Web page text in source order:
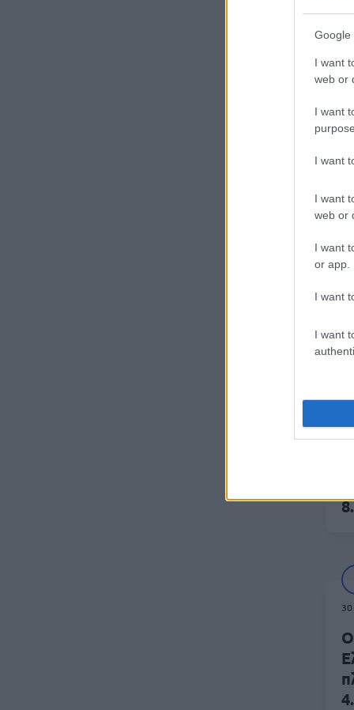
Google
I want
web or
I want
I want
I want
web or
I want
or app.
I want
I want
21
01